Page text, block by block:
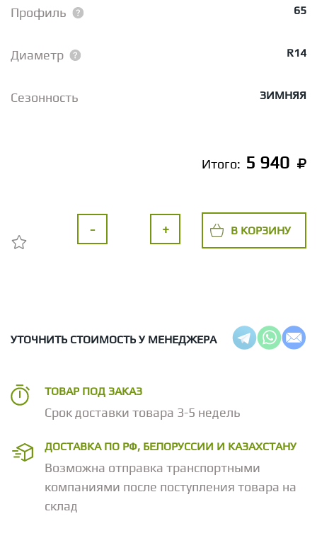
Профиль 65
Диаметр R14
Сезонность ЗИМНЯЯ
Итого: 5 940
- + В КОРЗИНУ
УТОЧНИТЬ СТОИМОСТЬ У МЕНЕДЖЕРА
ТОВАР ПОД ЗАКАЗ
Срок доставки товара 3-5 недель
ДОСТАВКА ПО РФ, БЕЛОРУССИИ И КАЗАХСТАНУ
Возможна отправка транспортными
компаниями после поступления товара на
склад